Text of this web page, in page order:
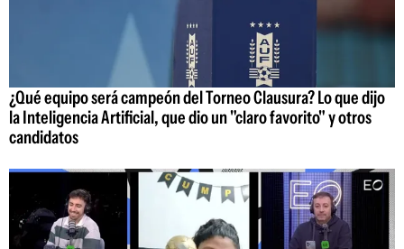
¿Qué equipo será campeón del Torneo Clausura? Lo que dijo
la Inteligencia Artificial, que dio un "claro favorito" y otros
candidatos